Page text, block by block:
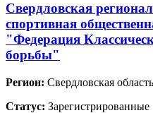
Свердловская
спортивная
"Федерация
борьбы"
Регион: Свердловская область
Статус: Зарегистрированные